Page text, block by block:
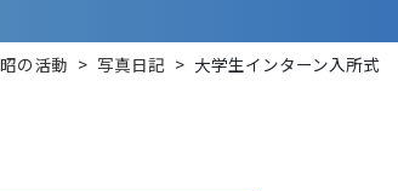
の活動 > 写真日記 > 大学生インターン入所式